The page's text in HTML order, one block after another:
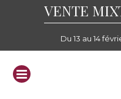
VENTE
Du 13 au 14